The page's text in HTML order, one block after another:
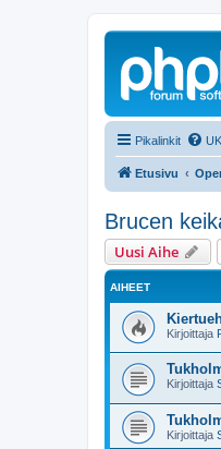
Pikalinkit
Etusivu
Brucen
Uusi Aihe
AIHEET
Kirjoittaja
Kirjoittaja
Kirjoittaja